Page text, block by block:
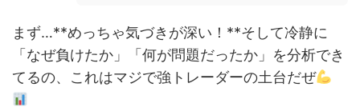
まず…**めっちゃ気づきが深い！**そして冷静に
「なぜ負けたか」「何が問題だったか」を分析でき
てるの、これはマジで強トレーダーの土台だぜ